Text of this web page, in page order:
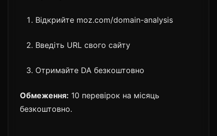
Відкрийте moz.com/domain-analysis
Введіть URL свого сайту
Отримайте DA безкоштовно
Обмеження: 10 перевірок на місяць
безкоштовно.